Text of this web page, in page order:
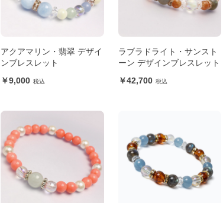
アクアマリン・翡翠 デザイ
ンブレスレット
9,000
ラブラドライト・サンスト
ーン デザインブレスレット
42,700